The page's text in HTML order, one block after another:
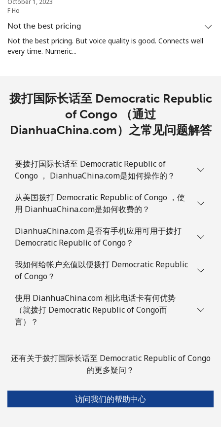
October 1, 2023
F Ho
Not the best pricing
Not the best pricing. But voice quality is good. Connects well
every time. Numeric...
拨打国际长话至 Democratic Republic
of Congo （通过
DianhuaChina.com）之常见问题解答
要拨打国际长话至 Democratic Republic of
Congo ， DianhuaChina.com是如何操作的？
从美国拨打 Democratic Republic of Congo ，使
用 DianhuaChina.com是如何收费的？
DianhuaChina.com 是否有手机应用可用于拨打
Democratic Republic of Congo？
我如何给帐户充值以便拨打 Democratic Republic
of Congo？
使用 DianhuaChina.com 相比电话卡有何优势
（就拨打 Democratic Republic of Congo而
言）？
还有关于拨打国际长话至 Democratic Republic of Congo
的更多疑问？
访问我们的帮助中心